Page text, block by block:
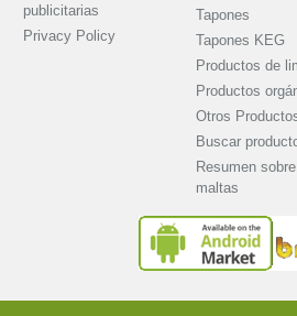
publicitarias
Privacy Policy
Tapones
Tapones KEG
Productos de
Productos
Otros
Buscar
Resumen
maltas